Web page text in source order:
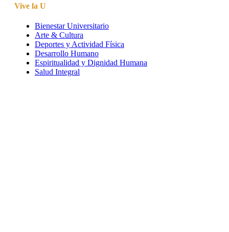
Vive la U
Bienestar Universitario
Arte & Cultura
Deportes y Actividad Física
Desarrollo Humano
Espiritualidad y Dignidad Humana
Salud Integral